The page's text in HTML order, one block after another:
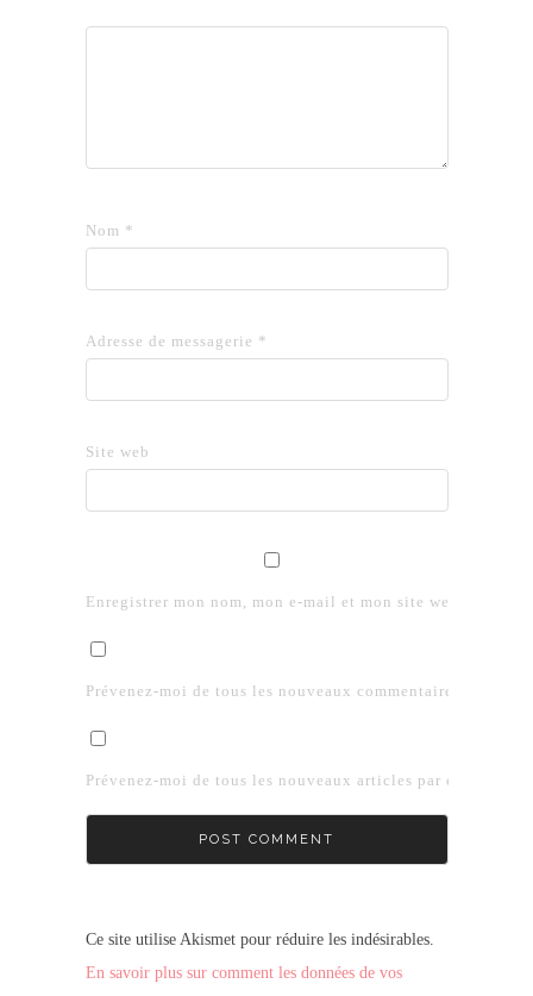
Nom *
Adresse de messagerie *
Site web
Enregistrer mon nom, mon e-mail et mon site web dans le
Prévenez-moi de tous les nouveaux commentaires par e-
Prévenez-moi de tous les nouveaux articles par e-mail.
Ce site utilise Akismet pour réduire les indésirables.
En savoir plus sur comment les données de vos